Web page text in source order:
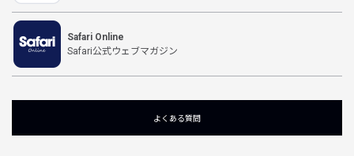
Safari Online
Safari公式ウェブマガジン
よくある質問